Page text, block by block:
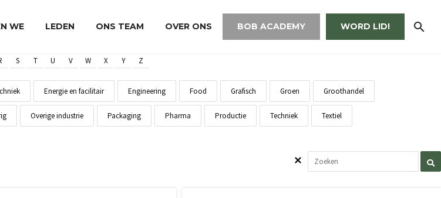
WE LEDEN ONS TEAM OVER ONS BOB ACADEMY WORD LID!
S T U V W X Y Z
Energie en facilitair Engineering Food Grafisch Groen Groothandel
Overige industrie Packaging Pharma Productie Techniek Textiel